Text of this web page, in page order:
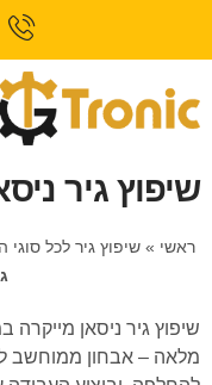
שיפוץ גיר
ראשי » שיפוץ גיר לכל סוגי
שיפוץ גיר ניסאן מייקרה
מלאה – אבחון ממוחשב